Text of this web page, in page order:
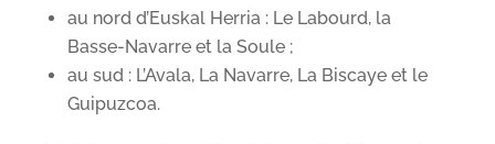
au nord d’Euskal Herria : Le Labourd, la
Basse-Navarre et la Soule ;
au sud : L’Avala, La Navarre, La Biscaye et le
Guipuzcoa.